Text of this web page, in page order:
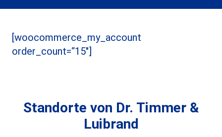
[woocommerce_my_account
order_count=“15″]
Standorte von Dr. Timmer &
Luibrand